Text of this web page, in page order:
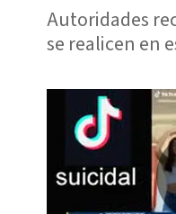
Autoridades
se realicen en